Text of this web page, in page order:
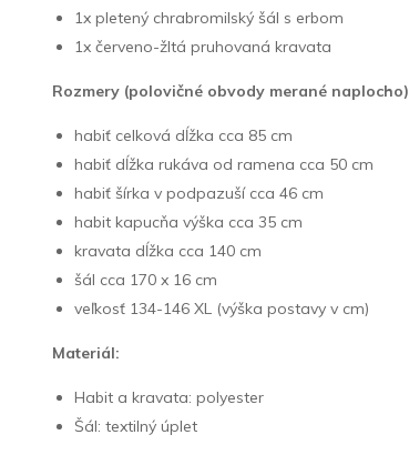
1x pletený chrabromilský šál s erbom
1x červeno-žltá pruhovaná kravata
Rozmery (polovičné obvody merané naplocho)
habiť celková dĺžka cca 85 cm
habiť dĺžka rukáva od ramena cca 50 cm
habiť šírka v podpazuší cca 46 cm
habit kapucňa výška cca 35 cm
kravata dĺžka cca 140 cm
šál cca 170 x 16 cm
veľkosť 134-146 XL (výška postavy v cm)
Materiál:
Habit a kravata: polyester
Šál: textilný úplet